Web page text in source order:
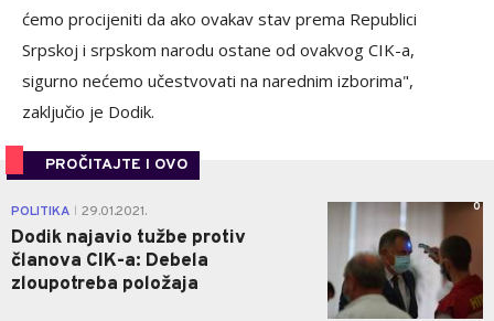
ćemo procijeniti da ako ovakav stav prema Republici
Srpskoj i srpskom narodu ostane od ovakvog CIK-a,
sigurno nećemo učestvovati na narednim izborima",
zaključio je Dodik.
PROČITAJTE I OVO
POLITIKA 29.01.2021.
Dodik najavio tužbe protiv
članova CIK-a: Debela
zloupotreba položaja
0